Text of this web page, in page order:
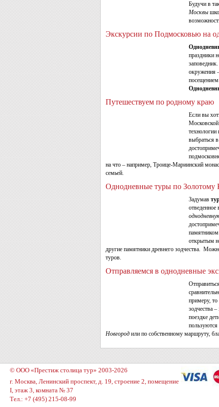
Будучи в
Москвы
Экскурсии по Подмосковью на
праздники
окружения
Путешествуем по родному краю
Если вы
выбраться
на что – например, Троице-Мариинский
семьей.
Однодневные туры по Золотому
Задумав
открытым
другие памятники древнего зодчества.
туров.
Отправляемся в однодневные
примеру, то
зодчества
поездке
пользуются
Новгород или по собственному маршруту,
© ООО «Престиж столица тур» 2003-2026
г. Москва, Ленинский проспект, д. 19, строение 2, помещение
I, этаж 3, комната № 37
Тел.: +7 (495) 215-08-99